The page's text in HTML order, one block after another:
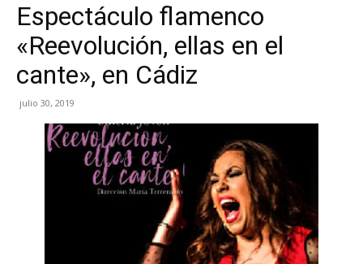
Espectáculo flamenco
«Reevolución, ellas en el
cante», en Cádiz
julio 30, 2019